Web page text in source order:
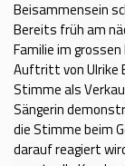
Beisammensein
Bereits früh am
Familie im
Auftritt von Ulrike
Stimme als
Sängerin
die Stimme beim
darauf reagiert